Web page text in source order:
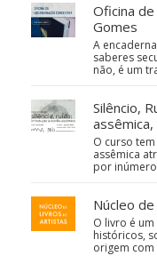
Oficina
Gomes
A
saberes
não, é um
Silêncio,
O curso
assêmica
por
Núcleo
O livro é
históricos,
origem